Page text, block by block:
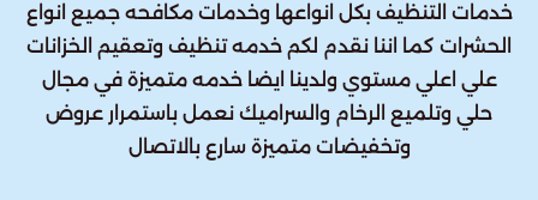
خدمات التنظيف بكل انواعها وخدمات مكافحه جميع انواع
الحشرات كما اننا نقدم لكم خدمه تنظيف وتعقيم الخزانات
علي اعلي مستوي ولدينا ايضا خدمه متميزة في مجال
حلي وتلميع الرخام والسراميك نعمل باستمرار عروض
وتخفيضات متميزة سارع بالاتصال